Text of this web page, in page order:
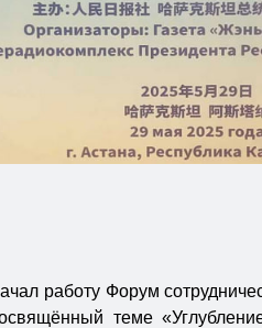
работу Форум
теме